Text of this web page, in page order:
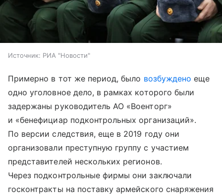
Источник: РИА "Новости"
Примерно в тот же период, было возбуждено еще
одно уголовное дело, в рамках которого были
задержаны руководитель АО «Военторг»
и «бенефициар подконтрольных организаций».
По версии следствия, еще в 2019 году они
организовали преступную группу с участием
представителей нескольких регионов.
Через подконтрольные фирмы они заключали
госконтракты на поставку армейского снаряжения